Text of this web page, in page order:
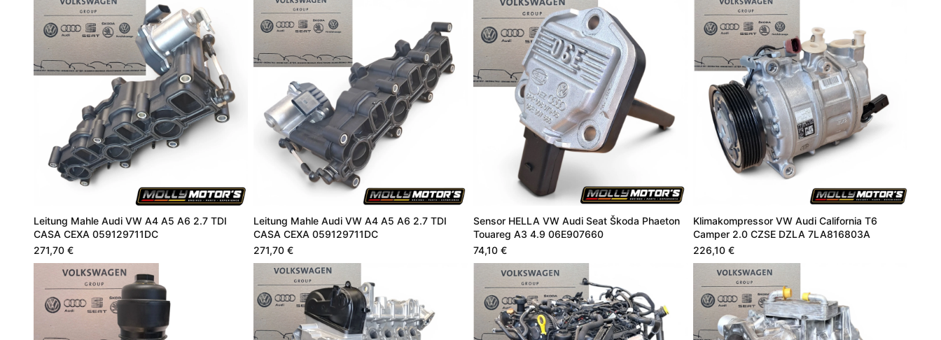
Leitung Mahle Audi VW A4 A5 A6 2.7 TDI
CASA CEXA 059129711DC
271,70 €
Leitung Mahle Audi VW A4 A5 A6 2.7 TDI
CASA CEXA 059129711DC
271,70 €
Sensor HELLA VW Audi Seat Škoda Phaeton
Touareg A3 4.9 06E907660
74,10 €
Klimakompressor VW Audi California T6
Camper 2.0 CZSE DZLA 7LA816803A
226,10 €